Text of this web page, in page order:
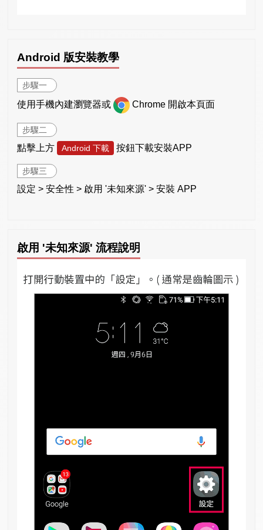
Android 版安裝教學
步驟一
使用手機內建瀏覽器或 Chrome 開啟本頁面
步驟二
點擊上方 Android 下載 按鈕下載安裝APP
步驟三
設定 > 安全性 > 啟用 '未知來源' > 安裝 APP
啟用 '未知來源' 流程說明